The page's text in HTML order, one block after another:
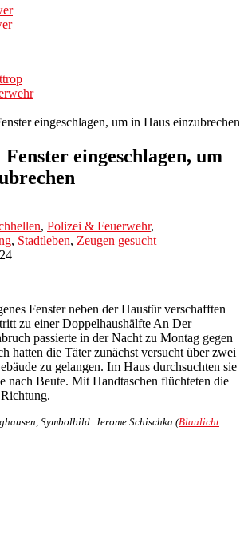
eingeschlagen, um in Haus einzubrechen
eingeschlagen, um
, Polizei & Feuerwehr,
, Stadtleben, Zeugen gesucht
Fenster neben der Haustür verschafften
zu einer Doppelhaushälfte An Der
passierte in der Nacht zu Montag gegen
hatten die Täter zunächst versucht über zwei
zu gelangen. Im Haus durchsuchten sie
nach Beute. Mit Handtaschen flüchteten die
Symbolbild: Jerome Schischka (Blaulicht